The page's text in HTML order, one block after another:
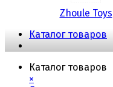
Zhoule Toys
Каталог товаров
Каталог товаров
×